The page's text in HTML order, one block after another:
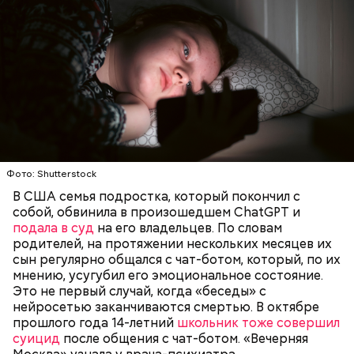
Фото: Shutterstock
В США семья подростка, который покончил с
собой, обвинила в произошедшем ChatGPT и
подала в суд на его владельцев. По словам
родителей, на протяжении нескольких месяцев их
сын регулярно общался с чат-ботом, который, по их
мнению, усугубил его эмоциональное состояние.
Это не первый случай, когда «беседы» с
нейросетью заканчиваются смертью. В октябре
прошлого года 14-летний школьник тоже совершил
суицид после общения с чат-ботом. «Вечерняя
У депрессии нет лица: как умирал
Честер Беннингтон и можно ли
было его спасти
По его словам, уже есть много данных ученых о том,
что виртуальная реальность может оказывать
негативное влияние на психологическое здоровье
ИСКУССТВЕННЫЙ ИНТЕЛЛЕКТ
СМЕРТЬ
Также сообщалось, что по итогам первых девяти
месяцев 2024 года объем госзакупок смартфонов
iPhoneвырос в четыре разапо сравнению с тем же
периодом годом ранее — до 6,88 миллиона рублей.
Уточняется, что основном контракты заключали
компании с госучастием.